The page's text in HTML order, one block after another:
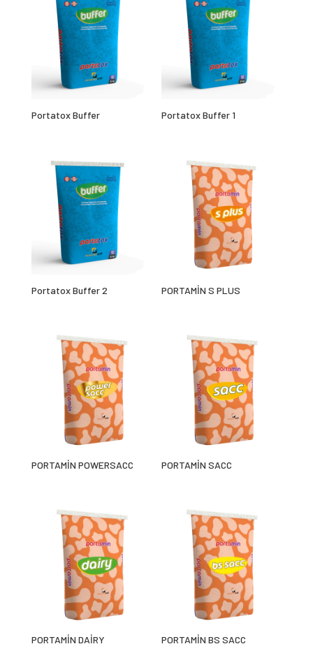
Portatox Buffer Portatox Buffer 1
Portatox Buffer 2 PORTAMİN S PLUS
PORTAMİN POWERSACC PORTAMİN SACC
PORTAMİN DAİRY PORTAMİN BS SACC